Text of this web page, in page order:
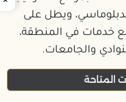
ويطل على
خدمات في المنطقة،
والجامعات.